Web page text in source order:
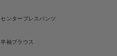
センタープレスパンツ
半袖ブラウス